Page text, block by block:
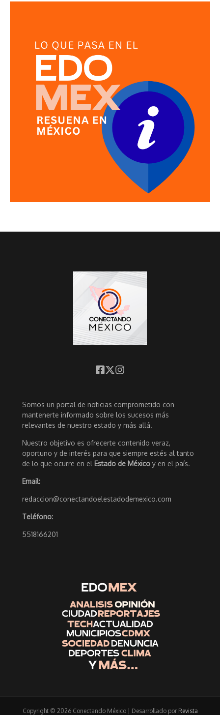
Somos un portal de noticias comprometido con
mantenerte informado sobre los sucesos más
relevantes de nuestro estado y más allá.
Nuestro objetivo es ofrecerte contenido veraz,
oportuno y de interés para que siempre estés al tanto
de lo que ocurre en el Estado de México y en el país.
Email:
redaccion@conectandoelestadodemexico.com
Teléfono:
5518166201
Copyright © 2026 Conectando México | Desarrollado por Revista